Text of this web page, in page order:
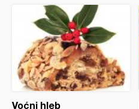
Voćni hleb